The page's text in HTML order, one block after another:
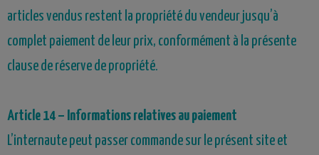
articles vendus restent la propriété du vendeur jusqu’à
complet paiement de leur prix, conformément à la présente
clause de réserve de propriété.
Article 14 – Informations relatives au paiement
L’internaute peut passer commande sur le présent site et